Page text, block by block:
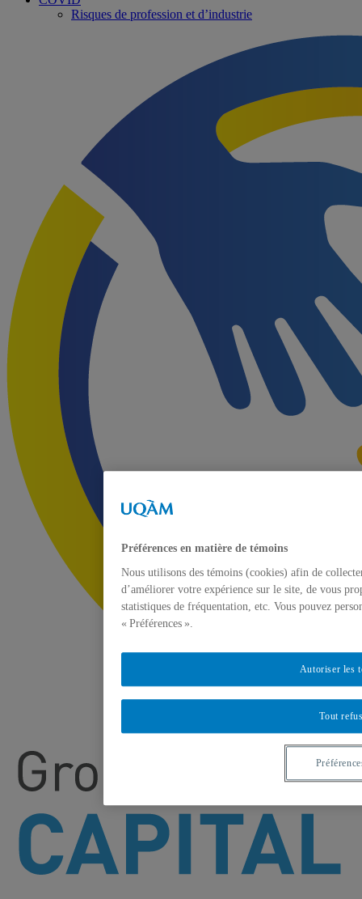
Risques de profession et d’industrie
Préférences en matière de témoins
Nous utilisons des témoins (cookies) afin de
d’améliorer votre expérience sur le site, de vous
statistiques de fréquentation, etc. Vous pouvez
« Préférences ».
Tout
Autoriser les